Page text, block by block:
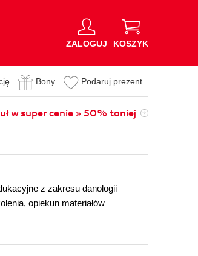
ZALOGUJ KOSZYK
Bony Podaruj prezent
w super cenie » 50% taniej
z zakresu danologii
opiekun materiałów